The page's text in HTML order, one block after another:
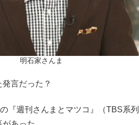
明石家さんま
言だった？
『週刊さんまとマツコ』（TBS系